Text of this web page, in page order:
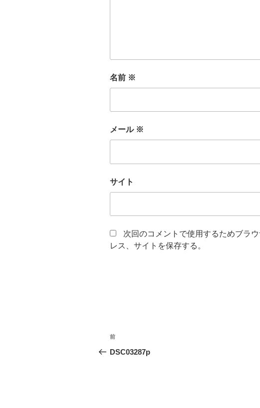
名前 ※
メール ※
サイト
次回のコメントで使用するためブラ
レス、サイトを保存する。
投
稿
前
の
前
DSC03287p